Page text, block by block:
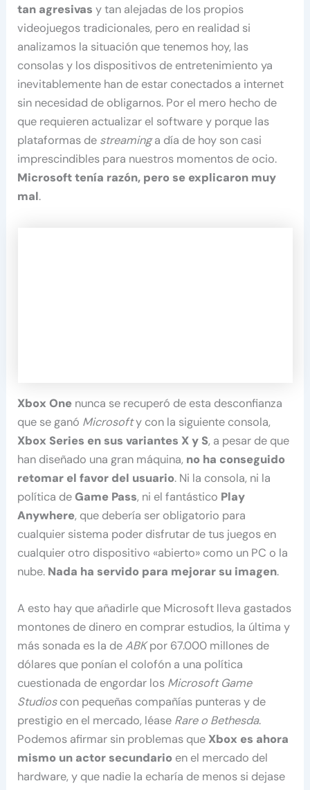
tan agresivas y tan alejadas de los propios
videojuegos tradicionales, pero en realidad si
analizamos la situación que tenemos hoy, las
consolas y los dispositivos de entretenimiento ya
inevitablemente han de estar conectados a internet
sin necesidad de obligarnos. Por el mero hecho de
que requieren actualizar el software y porque las
plataformas de streaminga día de hoy son casi
imprescindibles para nuestros momentos de ocio.
Microsoft tenía razón, pero se explicaron muy
mal.
Xbox One nunca se recuperó de esta desconfianza
que se ganó Microsofty con la siguiente consola,
Xbox Series en sus variantes X y S, a pesar de que
han diseñado una gran máquina, no ha conseguido
retomar el favor del usuario. Ni la consola, ni la
política deGame Pass, ni el fantástico Play
Anywhere, que debería ser obligatorio para
cualquier sistema poder disfrutar de tus juegos en
cualquier otro dispositivo «abierto» como un PC o la
nube. Nada ha servido para mejorar su imagen.
A esto hay que añadirle que Microsoft lleva gastados
montones de dinero en comprar estudios, la última y
más sonada es la deABKpor 67.000 millones de
dólares que ponían el colofón a una política
cuestionada de engordar los Microsoft Game
Studioscon pequeñas compañías punteras y de
prestigio en el mercado, léase Rare o Bethesda.
Podemos afirmar sin problemas que Xbox es ahora
mismo un actor secundario en el mercado del
hardware, y que nadie la echaría de menos si dejase